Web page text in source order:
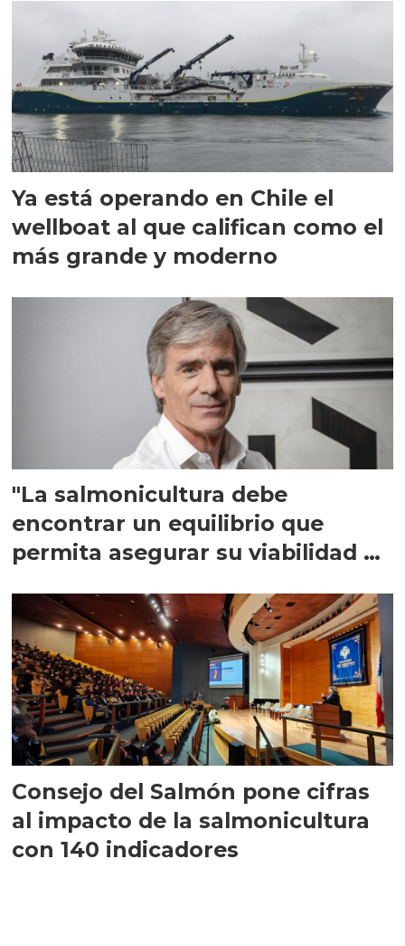
Ya está operando en Chile el
wellboat al que califican como el
más grande y moderno
"La salmonicultura debe
encontrar un equilibrio que
permita asegurar su viabilidad de
Consejo del Salmón pone cifras
al impacto de la salmonicultura
con 140 indicadores